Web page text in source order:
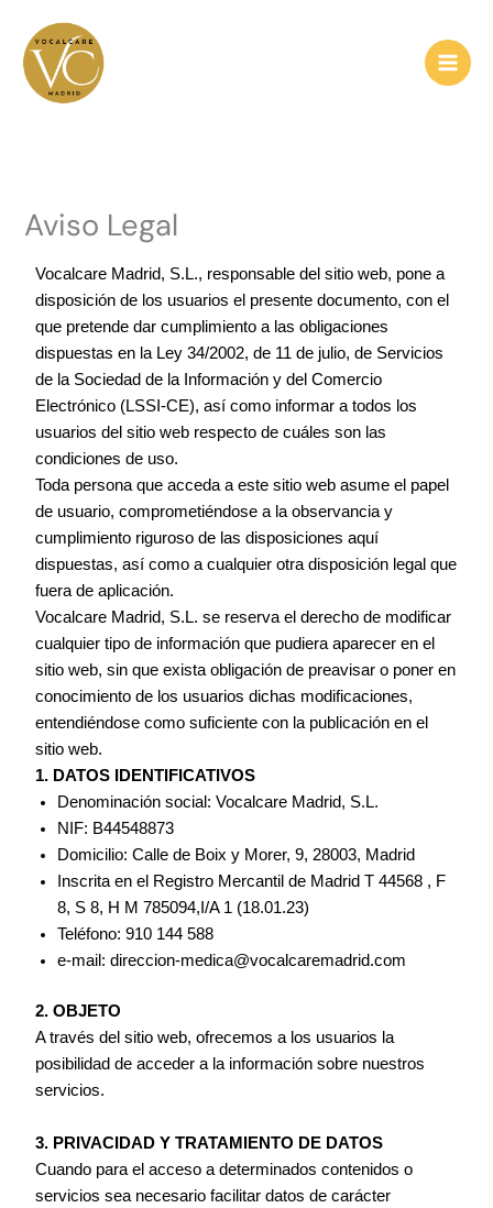
contenido
Aviso Legal
Vocalcare Madrid, S.L., responsable del sitio web, pone a
disposición de los usuarios el presente documento, con el
que pretende dar cumplimiento a las obligaciones
dispuestas en la Ley 34/2002, de 11 de julio, de Servicios
de la Sociedad de la Información y del Comercio
Electrónico (LSSI-CE), así como informar a todos los
usuarios del sitio web respecto de cuáles son las
condiciones de uso.
Toda persona que acceda a este sitio web asume el papel
de usuario, comprometiéndose a la observancia y
cumplimiento riguroso de las disposiciones aquí
dispuestas, así como a cualquier otra disposición legal que
fuera de aplicación.
Vocalcare Madrid, S.L. se reserva el derecho de modificar
cualquier tipo de información que pudiera aparecer en el
sitio web, sin que exista obligación de preavisar o poner en
conocimiento de los usuarios dichas modificaciones,
entendiéndose como suficiente con la publicación en el
sitio web.
1. DATOS IDENTIFICATIVOS
Denominación social: Vocalcare Madrid, S.L.
NIF: B44548873
Domicilio: Calle de Boix y Morer, 9, 28003, Madrid
Inscrita en el Registro Mercantil de Madrid T 44568 , F
8, S 8, H M 785094,I/A 1 (18.01.23)
Teléfono: 910 144 588
e-mail: direccion-medica@vocalcaremadrid.com
2. OBJETO
A través del sitio web, ofrecemos a los usuarios la
posibilidad de acceder a la información sobre nuestros
servicios.
3. PRIVACIDAD Y TRATAMIENTO DE DATOS
Cuando para el acceso a determinados contenidos o
servicios sea necesario facilitar datos de carácter